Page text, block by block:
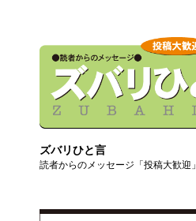
ズバリひと言
読者からのメッセージ「投稿大歓迎」